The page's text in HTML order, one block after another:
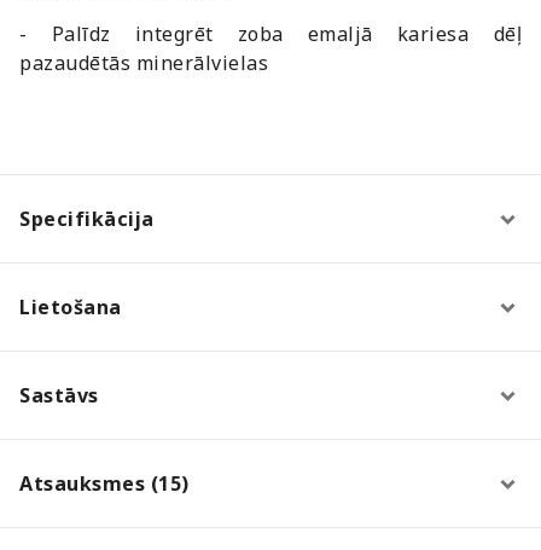
- Palīdz integrēt zoba emaljā kariesa dēļ
pazaudētās minerālvielas
Specifikācija
Lietošana
Sastāvs
Atsauksmes (15)